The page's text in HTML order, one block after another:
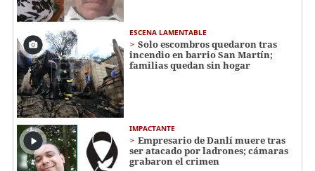
ESCENA LAMENTABLE
Solo escombros quedaron tras
incendio en barrio San Martín;
familias quedan sin hogar
IMPACTANTE
Empresario de Danlí muere tras
ser atacado por ladrones; cámaras
grabaron el crimen